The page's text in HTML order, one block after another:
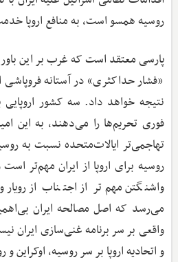
روسیه همسو است، به منافع اروپا
پارسی معتقد است که غرب بر این باور
«فشار حداکثری» در آستانه
نتیجه خواهد داد. سه کشور اروپایی
فوری تحریم‌ها را می‌دهند، به این
تهاجمی‌تر ایالات‌متحده نسبت به
روسیه برای اروپا از ایران مهم‌تر
واشنگتن مهم‌تر از اجتناب از
می‌رسد که اصل مصالحه ایران
واقعی بر سر برنامه غنی‌سازی ایران
و اتحادیه اروپا بر سر روسیه، اوکراین